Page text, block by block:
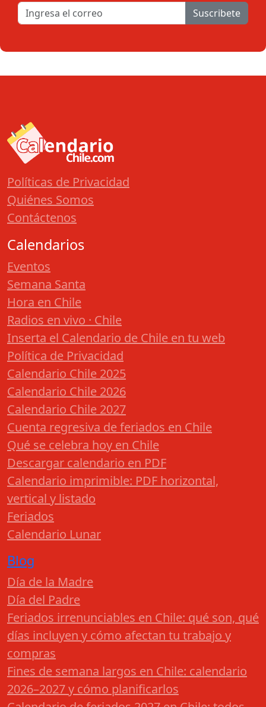
Suscribete
Políticas de Privacidad
Quiénes Somos
Contáctenos
Calendarios
Eventos
Semana Santa
Hora en Chile
Radios en vivo · Chile
Inserta el Calendario de Chile en tu web
Política de Privacidad
Calendario Chile 2025
Calendario Chile 2026
Calendario Chile 2027
Cuenta regresiva de feriados en Chile
Qué se celebra hoy en Chile
Descargar calendario en PDF
Calendario imprimible: PDF horizontal,
vertical y listado
Feriados
Calendario Lunar
Blog
Día de la Madre
Día del Padre
Feriados irrenunciables en Chile: qué son, qué
días incluyen y cómo afectan tu trabajo y
compras
Fines de semana largos en Chile: calendario
2026–2027 y cómo planificarlos